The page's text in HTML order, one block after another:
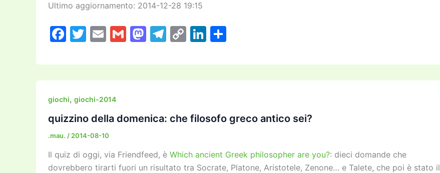
Ultimo aggiornamento: 2014-12-28 19:15
F
c
e
b
o
o
T
itt
er
E
ai
l
G
ai
l
M
st
o
o
T
e
gr
m
C
p
y
n
Li
k
e
n
n
di
di
giochi, giochi-2014
quizzino della domenica: che filosofo greco antico sei?
.mau. / 2014-08-10
Il quiz di oggi, via Friendfeed, è Which ancient Greek philosopher are you?: dieci domande che
dovrebbero tirarti fuori un risultato tra Socrate, Platone, Aristotele, Zenone… e Talete, che poi è stato il